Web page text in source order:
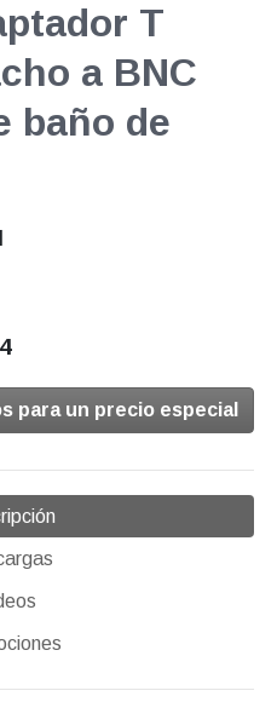
T
a BNC
baño de
para un precio especial